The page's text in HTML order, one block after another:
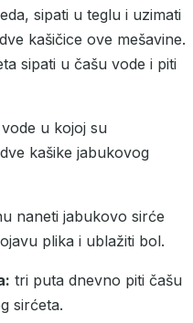
sipati u teglu i uzimati
kašičice ove mešavine.
sipati u čašu vode i piti
u kojoj su
kašike jabukovog
naneti jabukovo sirće
plika i ublažiti bol.
tri puta dnevno piti čašu
sirćeta.